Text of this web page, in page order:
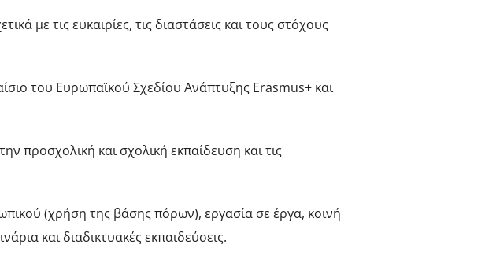
με τις ευκαιρίες, τις διαστάσεις και τους στόχους
του Ευρωπαϊκού Σχεδίου Ανάπτυξης Erasmus+ και
προσχολική και σχολική εκπαίδευση και τις
(χρήση της βάσης πόρων), εργασία σε έργα, κοινή
και διαδικτυακές εκπαιδεύσεις.